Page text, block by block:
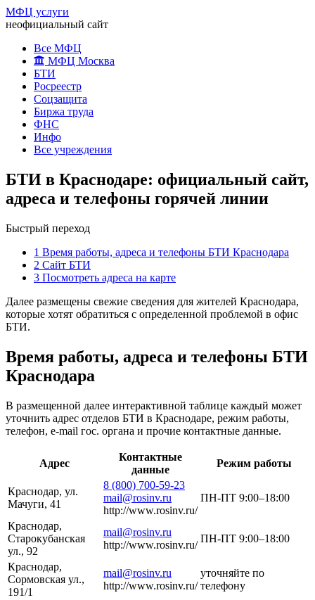
МФЦ услуги
неофициальный сайт
Все МФЦ
МФЦ Москва
БТИ
Росреестр
Соцзащита
Биржа труда
ФНС
Инфо
Все учреждения
БТИ в Краснодаре: официальный сайт,
адреса и телефоны горячей линии
Быстрый переход
1 Время работы, адреса и телефоны БТИ Краснодара
2 Сайт БТИ
3 Посмотреть адреса на карте
Далее размещены свежие сведения для жителей Краснодара,
которые хотят обратиться с определенной проблемой в офис
БТИ.
Время работы, адреса и телефоны БТИ
Краснодара
В размещенной далее интерактивной таблице каждый может
уточнить адрес отделов БТИ в Краснодаре, режим работы,
телефон, e-mail гос. органа и прочие контактные данные.
Адрес
Контактные
данные
Режим работы
Краснодар, ул.
Мачуги, 41
8 (800) 700-59-23
mail@rosinv.ru
http://www.rosinv.ru/
ПН-ПТ 9:00–18:00
Краснодар,
Старокубанская
ул., 92
mail@rosinv.ru
http://www.rosinv.ru/
ПН-ПТ 9:00–18:00
Краснодар,
Сормовская ул.,
191/1
mail@rosinv.ru
http://www.rosinv.ru/
уточняйте по
телефону